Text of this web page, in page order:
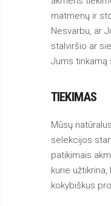
matmenų ir
Nesvarbu, ar
stalviršio ar
Jums tinkamą
TIEKIMAS
Mūsų
selekcijos
patikimais
kurie
kokybiškus